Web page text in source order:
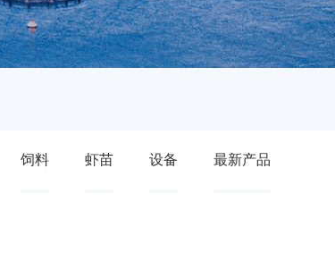
饲料 虾苗 设备 最新产品